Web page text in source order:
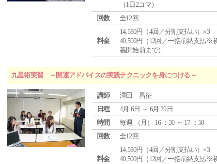
（1日2コマ）
回数
全12回
料金
14,580円（4回／分割支払い）×3
40,500円（12回／一括前納支払※
義開始前まで）
九星術実習 ～開運アドバイスの実践テクニックを身につける～
講師
澤田 昌征
日程
4月 6日 ～ 6月 29日
時間
毎週 （ 月 ） 16 ：30 ～ 17 ：50
回数
全12回
料金
14,580円（4回／分割支払い）×3
40,500円（12回／一括前納支払※